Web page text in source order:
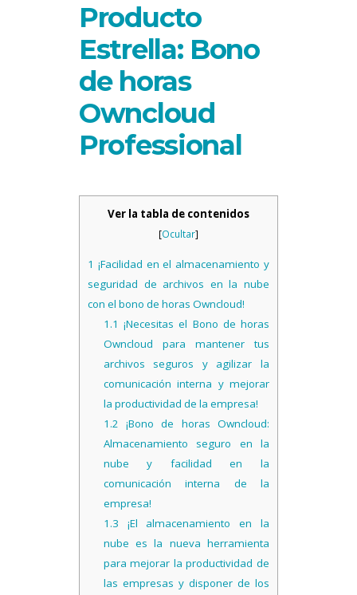
Producto
Estrella: Bono
de horas
Owncloud
Professional
Ver la tabla de contenidos
[Ocultar]
1 ¡Facilidad en el almacenamiento y
seguridad de archivos en la nube
con el bono de horas Owncloud!
1.1 ¡Necesitas el Bono de horas
Owncloud para mantener tus
archivos seguros y agilizar la
comunicación interna y mejorar
la productividad de la empresa!
1.2 ¡Bono de horas Owncloud:
Almacenamiento seguro en la
nube y facilidad en la
comunicación interna de la
empresa!
1.3 ¡El almacenamiento en la
nube es la nueva herramienta
para mejorar la productividad de
las empresas y disponer de los